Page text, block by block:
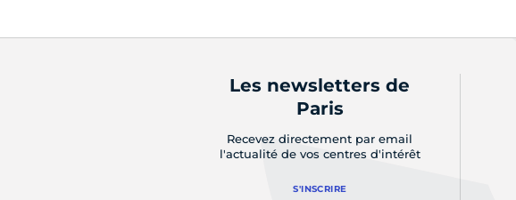
Les newsletters de
Paris
Recevez directement par email
l'actualité de vos centres d'intérêt
S'INSCRIRE